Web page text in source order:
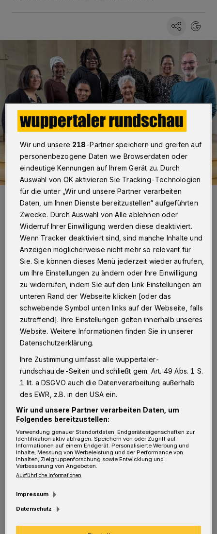
Die Gäste, umrahmt von Superintendentin Katharina Pött und
Superintendent Jochen Denker.
Foto: Thorsten Levin
Von Sabine Damaschke
B
ergig, grün und kurze Wege von einer
evangelischen Kirchengemeinde zur
nächsten: Das kennen Elisabeth, Minna, Zena,
Martha, Miltinet und Abel aus ihrem
Kirchenkreis im namibischen Keetmanshoop
nicht. Rund 100 bis 300 Kilometer liegen die
Gemeinden, in denen sie sich engagieren, von
der 19.000-Einwohner-Stadt Keetmanshoop
entfernt. Doch das ist nicht der einzige Grund
zum Staunen.
Die sechsköpfige Delegation des afrikanischen
Kirchenkreises, mit dem die evangelische
Kirche in Wuppertal seit knapp 50 Jahren eine
lebendige Partnerschaft pflegt, ist überrascht,
Wir und unsere 218-Partner speichern und greifen auf
personenbezogene Daten wie Browserdaten oder
eindeutige Kennungen auf Ihrem Gerät zu. Durch
Auswahl von OK aktivieren Sie Tracking-Technologien
für die unter „Wir und unsere Partner verarbeiten
Daten, um Ihnen Dienste bereitzustellen“ aufgeführten
Zwecke. Durch Auswahl von Alle ablehnen oder
Widerruf Ihrer Einwilligung werden diese deaktiviert.
Wenn Tracker deaktiviert sind, sind manche Inhalte und
Anzeigen möglicherweise nicht mehr so relevant für
Sie. Sie können dieses Menü jederzeit wieder aufrufen,
um Ihre Einstellungen zu ändern oder Ihre Einwilligung
zu widerrufen, indem Sie auf den Link Einstellungen am
unteren Rand der Webseite klicken [oder das
schwebende Symbol unten links auf der Webseite, falls
zutreffend]. Ihre Einstellungen gelten innerhalb unseres
Website. Weitere Informationen finden Sie in unserer
Datenschutzerklärung.
Ihre Zustimmung umfasst alle wuppertaler-
rundschau.de-Seiten und schließt gem. Art. 49 Abs. 1 S.
1 lit. a DSGVO auch die Datenverarbeitung außerhalb
des EWR, z.B. in den USA ein.
Wir und unsere Partner verarbeiten Daten, um
Folgendes bereitzustellen:
Verwendung genauer Standortdaten. Endgeräteeigenschaften zur
Identifikation aktiv abfragen. Speichern von oder Zugriff auf
Informationen auf einem Endgerät. Personalisierte Werbung und
Inhalte, Messung von Werbeleistung und der Performance von
Inhalten, Zielgruppenforschung sowie Entwicklung und
Verbesserung von Angeboten.
Ausführliche Informationen
Impressum
Datenschutz